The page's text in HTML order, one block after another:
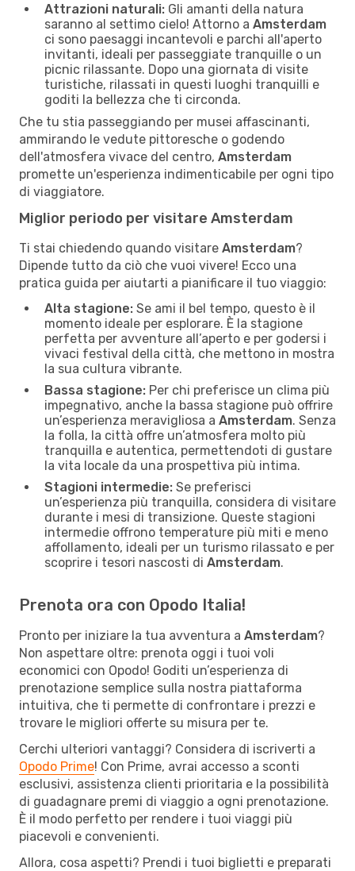
Attrazioni naturali: Gli amanti della natura
saranno al settimo cielo! Attorno a Amsterdam
ci sono paesaggi incantevoli e parchi all'aperto
invitanti, ideali per passeggiate tranquille o un
picnic rilassante. Dopo una giornata di visite
turistiche, rilassati in questi luoghi tranquilli e
goditi la bellezza che ti circonda.
Che tu stia passeggiando per musei affascinanti,
ammirando le vedute pittoresche o godendo
dell'atmosfera vivace del centro, Amsterdam
promette un'esperienza indimenticabile per ogni tipo
di viaggiatore.
Miglior periodo per visitare Amsterdam
Ti stai chiedendo quando visitare Amsterdam?
Dipende tutto da ciò che vuoi vivere! Ecco una
pratica guida per aiutarti a pianificare il tuo viaggio:
Alta stagione: Se ami il bel tempo, questo è il
momento ideale per esplorare. È la stagione
perfetta per avventure all’aperto e per godersi i
vivaci festival della città, che mettono in mostra
la sua cultura vibrante.
Bassa stagione: Per chi preferisce un clima più
impegnativo, anche la bassa stagione può offrire
un’esperienza meravigliosa a Amsterdam. Senza
la folla, la città offre un’atmosfera molto più
tranquilla e autentica, permettendoti di gustare
la vita locale da una prospettiva più intima.
Stagioni intermedie: Se preferisci
un’esperienza più tranquilla, considera di visitare
durante i mesi di transizione. Queste stagioni
intermedie offrono temperature più miti e meno
affollamento, ideali per un turismo rilassato e per
scoprire i tesori nascosti di Amsterdam.
Prenota ora con Opodo Italia!
Pronto per iniziare la tua avventura a Amsterdam?
Non aspettare oltre: prenota oggi i tuoi voli
economici con Opodo! Goditi un’esperienza di
prenotazione semplice sulla nostra piattaforma
intuitiva, che ti permette di confrontare i prezzi e
trovare le migliori offerte su misura per te.
Cerchi ulteriori vantaggi? Considera di iscriverti a
Opodo Prime! Con Prime, avrai accesso a sconti
esclusivi, assistenza clienti prioritaria e la possibilità
di guadagnare premi di viaggio a ogni prenotazione.
È il modo perfetto per rendere i tuoi viaggi più
piacevoli e convenienti.
Allora, cosa aspetti? Prendi i tuoi biglietti e preparati